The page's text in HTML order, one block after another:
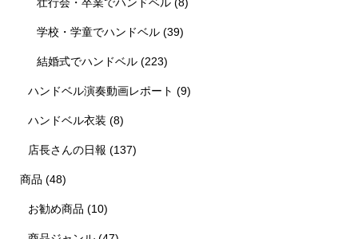
学校・学童でハンドベル(39)
結婚式でハンドベル(223)
ハンドベル演奏動画レポート (9)
ハンドベル衣装 (8)
店長さんの日報 (137)
商品 (48)
お勧め商品 (10)